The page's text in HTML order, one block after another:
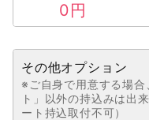
0円
その他オプション
※ご自身で用意する場
ト」以外の持込みは出
ート持込取付不可）